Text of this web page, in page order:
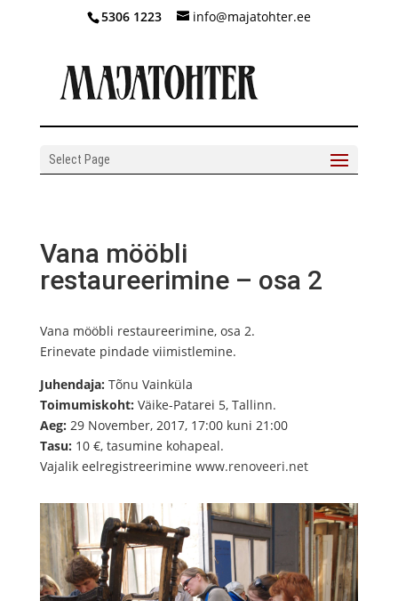
5306 1223 info@majatohter.ee
Select Page
Vana mööbli
restaureerimine – osa 2
Vana mööbli restaureerimine, osa 2.
Erinevate pindade viimistlemine.
Juhendaja: Tõnu Vainküla
Toimumiskoht: Väike-Patarei 5, Tallinn.
Aeg: 29 November, 2017, 17:00kuni 21:00
Tasu: 10 €, tasumine kohapeal.
Vajalik eelregistreerimine www.renoveeri.net